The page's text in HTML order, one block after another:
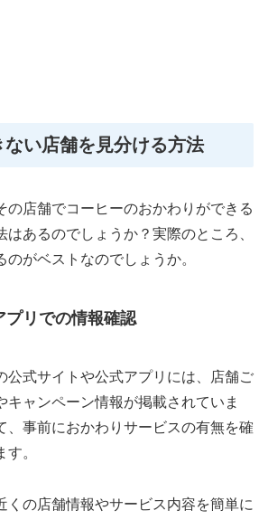
ない店舗を見分ける方法
の店舗でコーヒーのおかわりができる
はあるのでしょうか？実際のところ、
のがベストなのでしょうか。
プリでの情報確認
公式サイトや公式アプリには、店舗ご
キャンペーン情報が掲載されていま
、事前におかわりサービスの有無を確
。
くの店舗情報やサービス内容を簡単に